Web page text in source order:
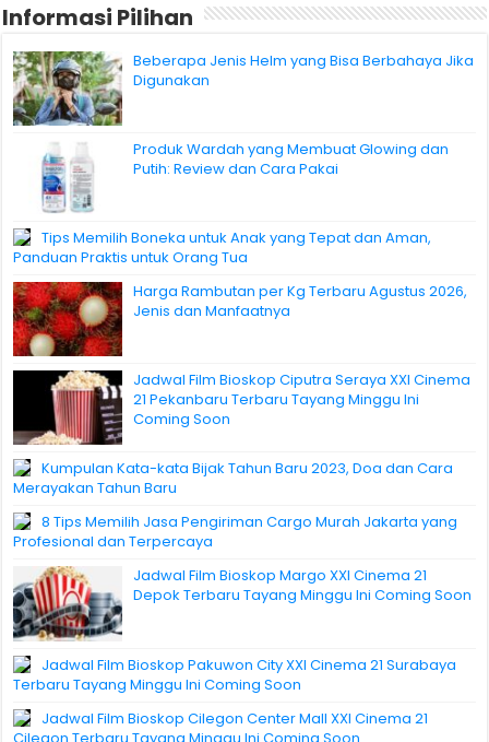
Informasi Pilihan
Beberapa Jenis Helm yang Bisa Berbahaya Jika
Digunakan
Produk Wardah yang Membuat Glowing dan
Putih: Review dan Cara Pakai
Tips Memilih Boneka untuk Anak yang Tepat dan Aman,
Panduan Praktis untuk Orang Tua
Harga Rambutan per Kg Terbaru Agustus 2026,
Jenis dan Manfaatnya
Jadwal Film Bioskop Ciputra Seraya XXI Cinema
21 Pekanbaru Terbaru Tayang Minggu Ini
Coming Soon
Kumpulan Kata-kata Bijak Tahun Baru 2023, Doa dan Cara
Merayakan Tahun Baru
8 Tips Memilih Jasa Pengiriman Cargo Murah Jakarta yang
Profesional dan Terpercaya
Jadwal Film Bioskop Margo XXI Cinema 21
Depok Terbaru Tayang Minggu Ini Coming Soon
Jadwal Film Bioskop Pakuwon City XXI Cinema 21 Surabaya
Terbaru Tayang Minggu Ini Coming Soon
Jadwal Film Bioskop Cilegon Center Mall XXI Cinema 21
Cilegon Terbaru Tayang Minggu Ini Coming Soon